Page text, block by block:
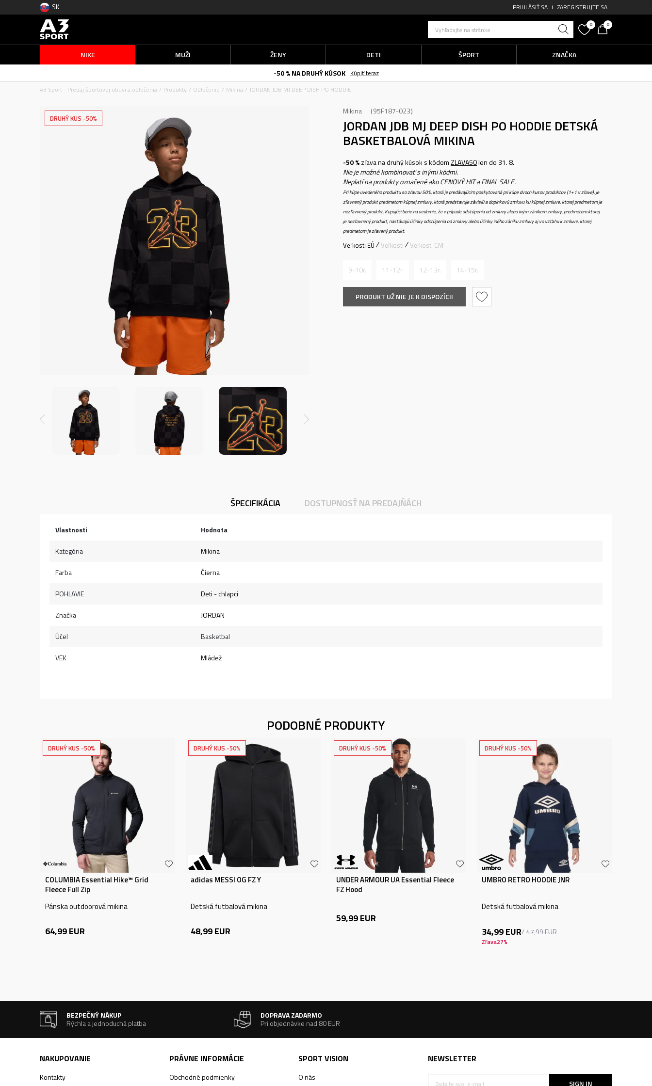
SK PRIHLÁSIŤ SA ZAREGISTRUJTE SA
Vyhľadajte na stránke
0 0
NIKE MUŽI ŽENY DETI ŠPORT
ZNAČKA
-50 % NA DRUHÝ KÚSOK
Kúpiť teraz
A3 Sport - Predaj športovej obuvi a oblečenia
Produkty Oblečenie Mikina JORDAN JDB MJ DEEP DISH PO HODDIE
DRUHÝ KUS -50%
Mikina 95F187-023
JORDAN JDB MJ DEEP DISH PO HODDIE DETSKÁ
BASKETBALOVÁ MIKINA
-50 %zľava na druhý kúsok s kódomZLAVA50len do 31. 8.
Nie je možné kombinovať s inými kódmi.
Neplatí na produkty označené ako CENOVÝ HIT a FINAL SALE.
Pri kúpe uvedeného produktu so zľavou 50%, ktorá je predávajúcim poskytovaná pri kúpe dvoch kusov produktov (1+1 v zľave), je
zľavnený produkt predmetom kúpnej zmluvy, ktorá predstavuje závislú a doplnkovú zmluvu ku kúpnej zmluve, ktorej predmetom je
nezľavnený produkt. Kupujúci berie na vedomie, že v prípade odstúpenia od zmluvy alebo iným zánikom zmluvy, predmetom ktorej
je nezľavnený produkt, nastávajú účinky odstúpenia od zmluvy alebo účinky iného zániku zmluvy aj vo vzťahu k zmluve, ktorej
predmetom je zľavený produkt.
Veľkosti EÚ Veľkosti Veľkosti CM
9-10r. 11-12r. 12-13r. 14-15r.
PRODUKT UŽ NIE JE K DISPOZÍCII
ŠPECIFIKÁCIA DOSTUPNOSŤ NA PREDAJŇÁCH
Vlastnosti Hodnota
Kategória Mikina
Farba Čierna
POHLAVIE Deti - chlapci
Značka JORDAN
Účel Basketbal
VEK Mládež
PODOBNÉ PRODUKTY
DRUHÝ KUS -50%
COLUMBIA Essential Hike™ Grid
Fleece Full Zip
Pánska outdoorová mikina
64,99EUR
DRUHÝ KUS -50%
adidas MESSI OG FZ Y
Detská futbalová mikina
48,99EUR
DRUHÝ KUS -50%
UNDER ARMOUR UA Essential Fleece
FZ Hood
59,99EUR
DRUHÝ KUS -50%
UMBRO RETRO HOODIE JNR
Detská futbalová mikina
34,99EUR 47,99EUR
Zľava27%
BEZPEČNÝ NÁKUP
Rýchla a jednoduchá platba
DOPRAVA ZADARMO
Pri objednávke nad 80 EUR
NAKUPOVANIE
Kontakty
PRÁVNE INFORMÁCIE
Obchodné podmienky
SPORT VISION
O nás
NEWSLETTER
SIGN IN